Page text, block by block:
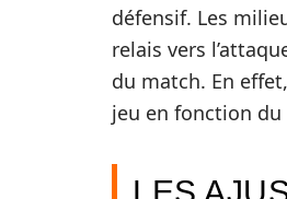
défensif. Les
relais vers
du match. En
jeu en fonction